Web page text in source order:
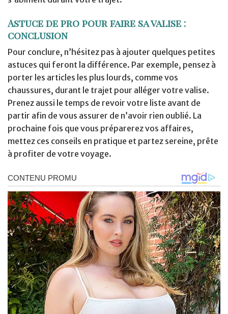
Astuce de pro pour faire sa valise :
conclusion
Pour conclure, n’hésitez pas à ajouter quelques petites
astuces qui feront la différence. Par exemple, pensez à
porter les articles les plus lourds, comme vos
chaussures, durant le trajet pour alléger votre valise.
Prenez aussi le temps de revoir votre liste avant de
partir afin de vous assurer de n’avoir rien oublié. La
prochaine fois que vous préparerez vos affaires,
mettez ces conseils en pratique et partez sereine, prête
à profiter de votre voyage.